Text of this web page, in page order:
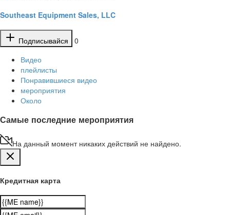
Southeast Equipment Sales, LLC
Подписывайся
0
Видео
плейлисты
Понравившиеся видео
мероприятия
Около
Самые последние мероприятия
На данный момент никаких действий не найдено.
Кредитная карта